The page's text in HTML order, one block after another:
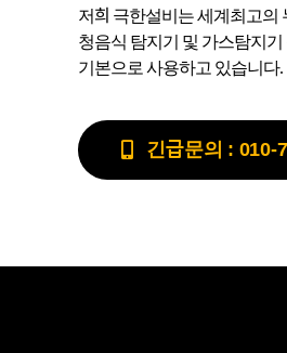
저희 극한설비는 세계최고의
청음식 탐지기 및 가스탐지
기본으로 사용하고 있습니다.
긴급문의 : 010-